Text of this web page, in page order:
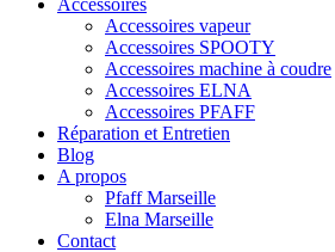
Accessoires
Accessoires vapeur
Accessoires SPOOTY
Accessoires machine à coudre
Accessoires ELNA
Accessoires PFAFF
Réparation et Entretien
Blog
A propos
Pfaff Marseille
Elna Marseille
Contact